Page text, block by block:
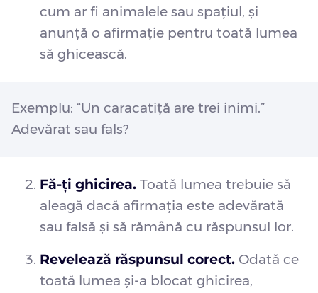
cum ar fi animalele sau spațiul, și
anunță o afirmație pentru toată lumea
să ghicească.
Exemplu: “Un caracatiță are trei inimi.”
Adevărat sau fals?
Fă-ți ghicirea. Toată lumea trebuie să
aleagă dacă afirmația este adevărată
sau falsă și să rămână cu răspunsul lor.
Revelează răspunsul corect. Odată ce
toată lumea și-a blocat ghicirea,